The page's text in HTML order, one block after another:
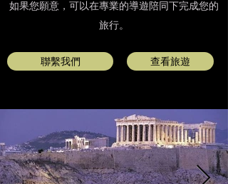
如果您願意，可以在專業的導遊陪同下完成您的
旅行。
聯繫我們 查看旅遊